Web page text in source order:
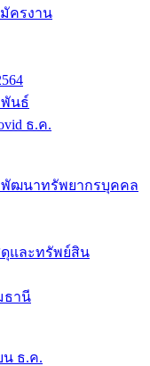
ครงาน
พันธ์
ธ.ค.
พัฒนาทรัพยากรบุคคล
และทรัพย์สิน
ธานี
น ธ.ค.